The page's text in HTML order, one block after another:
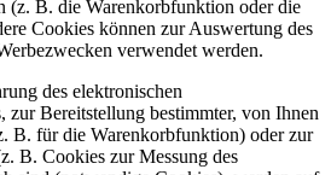
(z. B. die Warenkorbfunktion oder die
Cookies können zur Auswertung des
verwendet werden.
des elektronischen
Bereitstellung bestimmter, von Ihnen
B. für die Warenkorbfunktion) oder zur
B. Cookies zur Messung des